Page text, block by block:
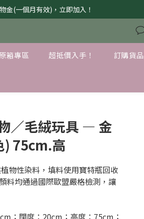
(一個月有效)，立即加入！
箱專區 超抵價入手！ 訂購貨品
／毛絨玩具 — 金
) 75cm.高
物性染料，填料使用寶特瓶回收
料均通過國際歐盟嚴格檢測，讓
；闊度：20cm；高度：75cm；